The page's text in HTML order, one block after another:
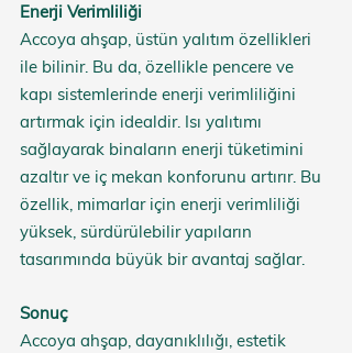
Enerji Verimliliği
Accoya ahşap, üstün yalıtım özellikleri
ile bilinir. Bu da, özellikle pencere ve
kapı sistemlerinde enerji verimliliğini
artırmak için idealdir. Isı yalıtımı
sağlayarak binaların enerji tüketimini
azaltır ve iç mekan konforunu artırır. Bu
özellik, mimarlar için enerji verimliliği
yüksek, sürdürülebilir yapıların
tasarımında büyük bir avantaj sağlar.
Sonuç
Accoya ahşap, dayanıklılığı, estetik